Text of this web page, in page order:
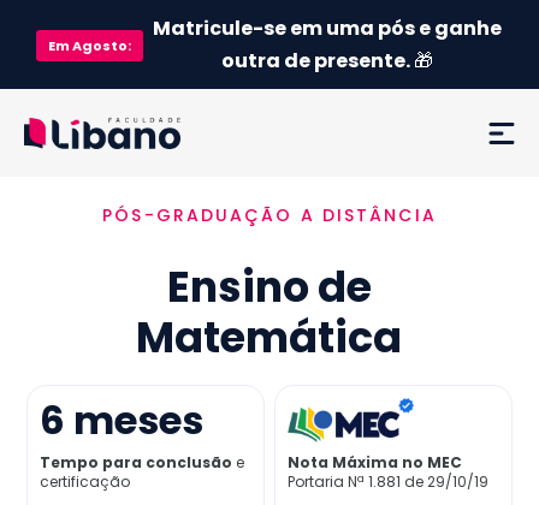
EmAgosto:
Matricule-se em uma pós e ganhe
outra de presente.🎁
Ementa
Como funciona
Credenciamento MEC
Preço
Já sou aluno
PÓS-GRADUAÇÃO A DISTÂNCIA
Ensino de
Matemática
6 meses
Tempo para conclusão e
certificação
Nota Máxima no MEC
Portaria Nª 1.881 de 29/10/19